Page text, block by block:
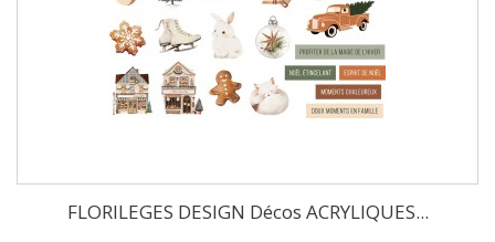
FLORILEGES DESIGN Décos ACRYLIQUES...